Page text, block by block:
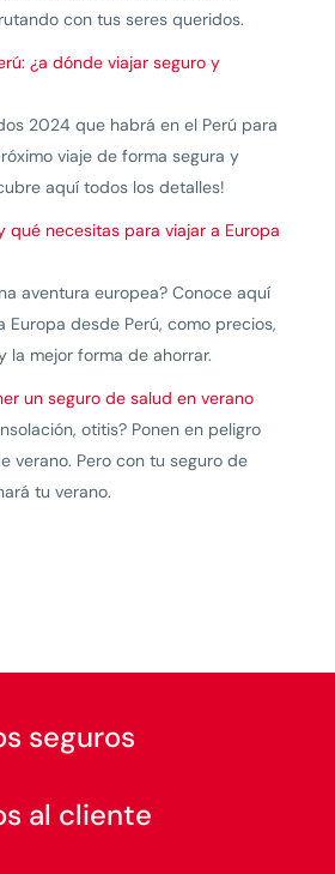
con tus seres queridos.
¿a dónde viajar seguro y
2024 que habrá en el Perú para
viaje de forma segura y
aquí todos los detalles!
qué necesitas para viajar a Europa
aventura europea? Conoce aquí
Europa desde Perú, como precios,
la mejor forma de ahorrar.
un seguro de salud en verano
otitis? Ponen en peligro
verano. Pero con tu seguro de
tu verano.
seguros
al cliente